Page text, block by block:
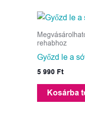
rehabhoz
Győzd le a
5 990 Ft
Kosárba